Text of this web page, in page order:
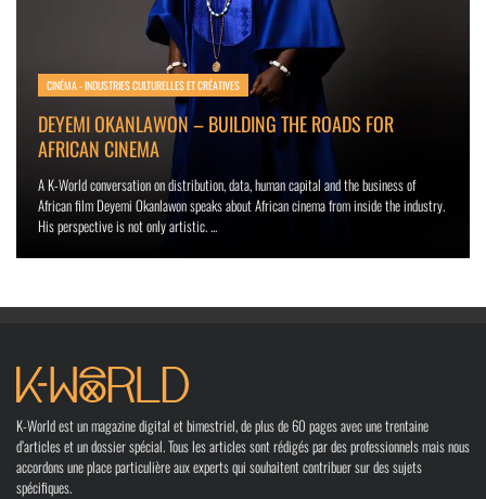
CINÉMA - INDUSTRIES CULTURELLES ET CRÉATIVES
DEYEMI OKANLAWON – BUILDING THE ROADS FOR
AFRICAN CINEMA
A K-World conversation on distribution, data, human capital and the business of
African film Deyemi Okanlawon speaks about African cinema from inside the industry.
His perspective is not only artistic. ...
K-World est un magazine digital et bimestriel, de plus de 60 pages avec une trentaine
d’articles et un dossier spécial. Tous les articles sont rédigés par des professionnels mais nous
accordons une place particulière aux experts qui souhaitent contribuer sur des sujets
spécifiques.